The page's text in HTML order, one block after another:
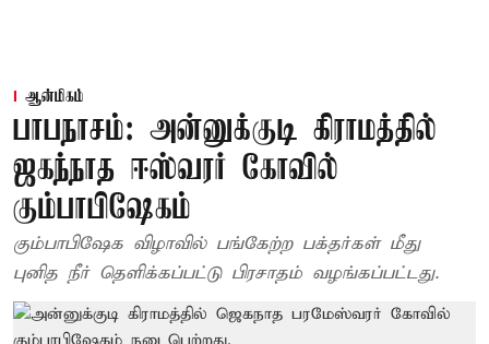
ஆன்மிகம்
பாபநாசம்: அன்னுக்குடி கிராமத்தில்
ஜகந்நாத ஈஸ்வரர் கோவில்
கும்பாபிஷேகம்
கும்பாபிஷேக விழாவில் பங்கேற்ற பக்தர்கள் மீது
புனித நீர் தெளிக்கப்பட்டு பிரசாதம் வழங்கப்பட்டது.